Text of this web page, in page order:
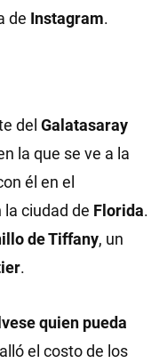
de Instagram.
del Galatasaray
la que se ve a la
él en el
la ciudad de Florida.
de Tiffany, un
.
quien pueda
el costo de los